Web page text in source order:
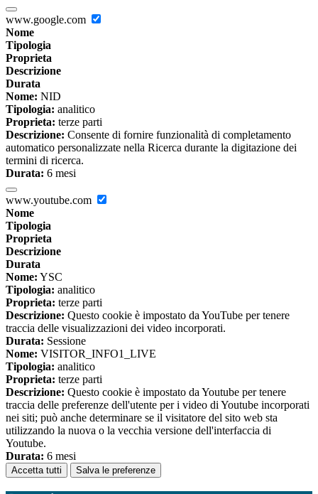
www.google.com
Nome
Tipologia
Proprieta
Descrizione
Durata
Nome: NID
Tipologia: analitico
Proprieta: terze parti
Descrizione: Consente di fornire funzionalità di completamento
automatico personalizzate nella Ricerca durante la digitazione dei
termini di ricerca.
Durata: 6 mesi
www.youtube.com
Nome
Tipologia
Proprieta
Descrizione
Durata
Nome: YSC
Tipologia: analitico
Proprieta: terze parti
Descrizione: Questo cookie è impostato da YouTube per tenere
traccia delle visualizzazioni dei video incorporati.
Durata: Sessione
Nome: VISITOR_INFO1_LIVE
Tipologia: analitico
Proprieta: terze parti
Descrizione: Questo cookie è impostato da Youtube per tenere
traccia delle preferenze dell'utente per i video di Youtube incorporati
nei siti; può anche determinare se il visitatore del sito web sta
utilizzando la nuova o la vecchia versione dell'interfaccia di
Youtube.
Durata: 6 mesi
Accetta tutti Salva le preferenze